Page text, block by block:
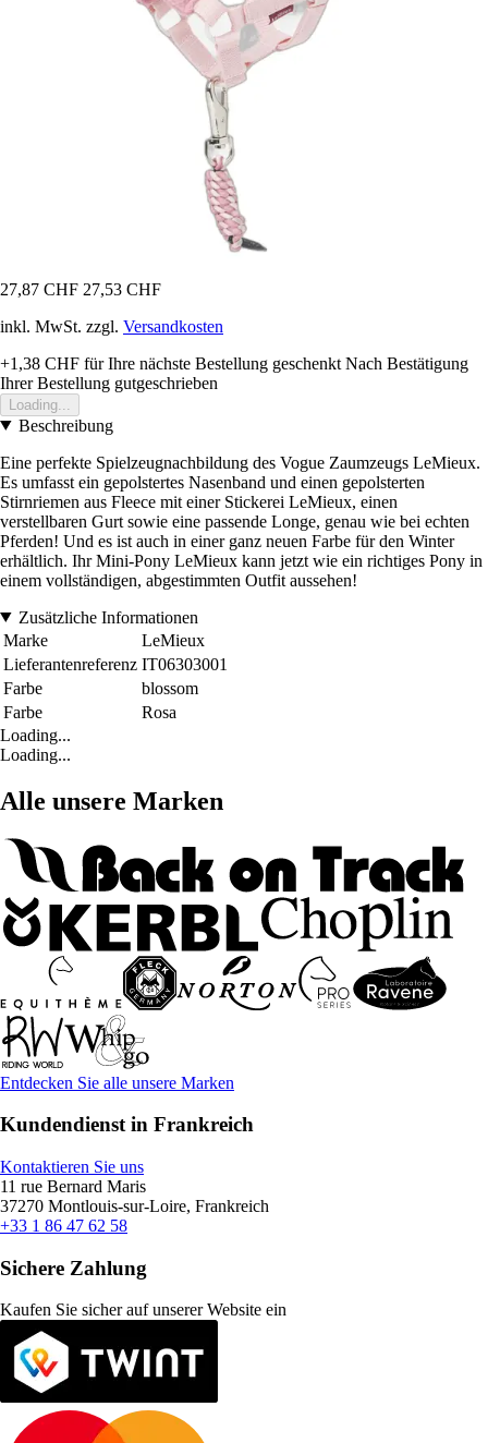
27,87 CHF 27,53 CHF
inkl. MwSt. zzgl. Versandkosten
+1,38 CHF für Ihre nächste Bestellung geschenkt Nach Bestätigung
Ihrer Bestellung gutgeschrieben
Loading...
Beschreibung
Eine perfekte Spielzeugnachbildung des Vogue Zaumzeugs LeMieux.
Es umfasst ein gepolstertes Nasenband und einen gepolsterten
Stirnriemen aus Fleece mit einer Stickerei LeMieux, einen
verstellbaren Gurt sowie eine passende Longe, genau wie bei echten
Pferden! Und es ist auch in einer ganz neuen Farbe für den Winter
erhältlich. Ihr Mini-Pony LeMieux kann jetzt wie ein richtiges Pony in
einem vollständigen, abgestimmten Outfit aussehen!
Zusätzliche Informationen
Marke
LeMieux
Lieferantenreferenz IT06303001
Farbe
blossom
Farbe
Rosa
Loading...
Loading...
Alle unsere Marken
Entdecken Sie alle unsere Marken
Kundendienst in Frankreich
Kontaktieren Sie uns
11 rue Bernard Maris
37270 Montlouis-sur-Loire, Frankreich
+33 1 86 47 62 58
Sichere Zahlung
Kaufen Sie sicher auf unserer Website ein